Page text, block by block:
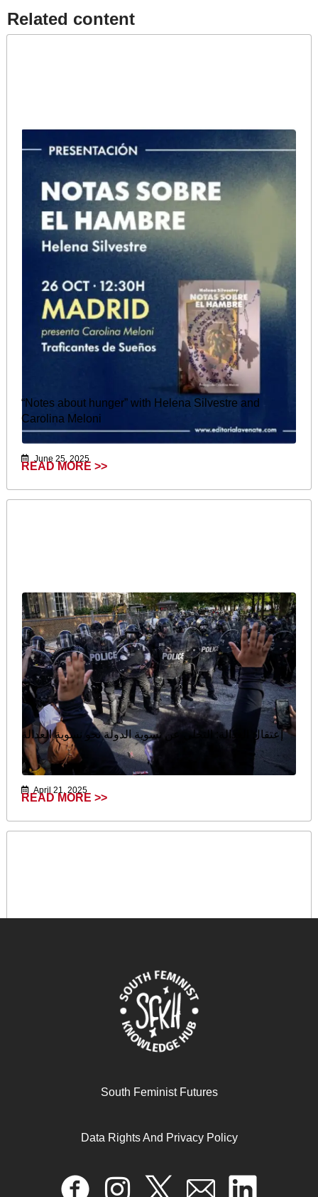
Related content​
“Notes about hunger” with Helena Silvestre and
Carolina Meloni
June 25, 2025
READ MORE >>
إعتقال العدالة: التخلي عن نسویة الدولة نحو نسویة العدالة
April 21, 2025
READ MORE >>
Feminismos y poscolonialidad: Descolonizando el
feminismo desde y en América Latina.
South Feminist Futures
Data Rights And Privacy Policy